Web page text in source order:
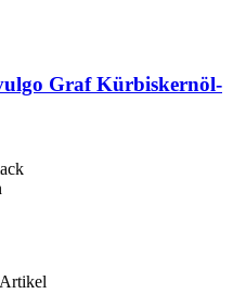
GrafKürbiskernöl-​